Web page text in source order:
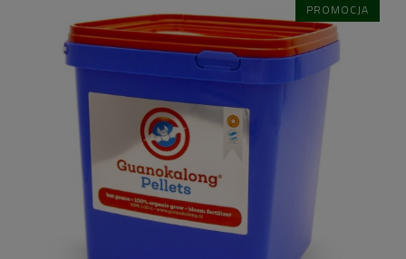
PROMOCJA